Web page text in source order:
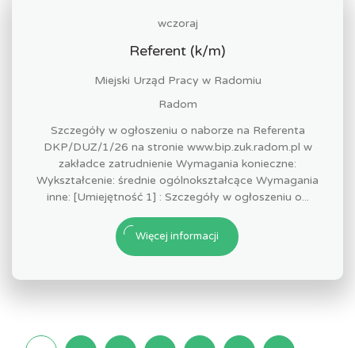
wczoraj
Referent (k/m)
Miejski Urząd Pracy w Radomiu
Radom
Szczegóły w ogłoszeniu o naborze na Referenta
DKP/DUZ/1/26 na stronie www.bip.zuk.radom.pl w
zakładce zatrudnienie Wymagania konieczne:
Wykształcenie: średnie ogólnokształcące Wymagania
inne: [Umiejętność 1] : Szczegóły w ogłoszeniu o...
Więcej informacji